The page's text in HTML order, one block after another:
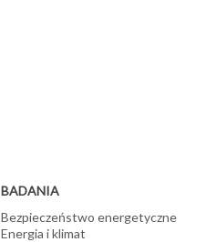
BADANIA
Bezpieczeństwo energetyczne
Energia i klimat